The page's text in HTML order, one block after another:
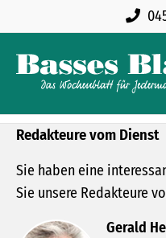
Redakteure vom Dienst
Sie haben eine
Sie unsere Redakteure
Gerald